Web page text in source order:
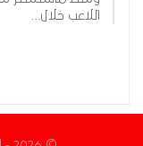
اللاعب خلال…